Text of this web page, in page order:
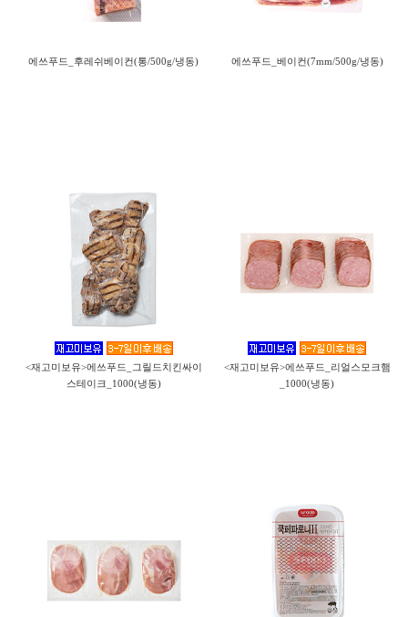
에쓰푸드_후레쉬베이컨(통/500g/냉동) 에쓰푸드_베이컨(7mm/500g/냉동)
<재고미보유>에쓰푸드_그릴드치킨싸이
스테이크_1000(냉동)
<재고미보유>에쓰푸드_리얼스모크햄
_1000(냉동)